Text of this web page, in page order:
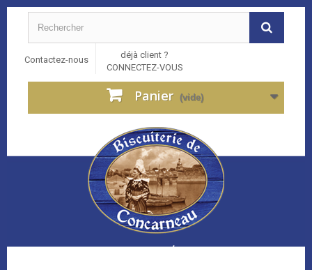
Contactez-nous
déjà client ?
CONNECTEZ-VOUS
Panier (vide)